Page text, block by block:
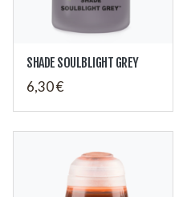
SHADE SOULBLIGHT GREY
6,30 €